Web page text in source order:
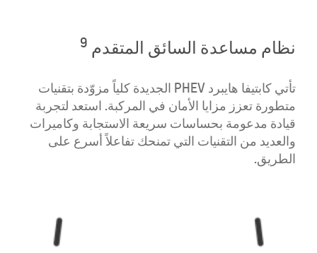
نظام مساعدة السائق المتقدم 9
تأتي كابتيفا هايبرد PHEV الجديدة كلياً مزوّدة بتقنيات
متطورة تعزز مزايا الأمان في المركبة. استعد لتجربة
قيادة مدعومة بحساسات سريعة الاستجابة وكاميرات
والعديد من التقنيات التي تمنحك تفاعلاً أسرع على
الطريق.